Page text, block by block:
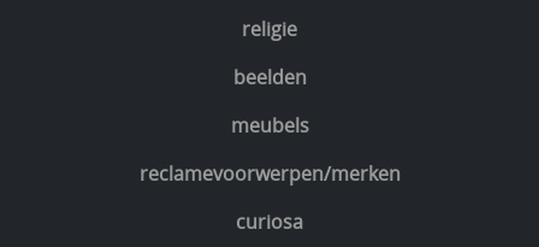
religie
beelden
meubels
reclamevoorwerpen/merken
curiosa